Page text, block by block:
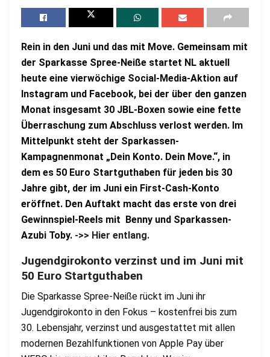
Rein in den Juni und das mit Move. Gemeinsam mit
der Sparkasse Spree-Neiße startet NL aktuell
heute eine vierwöchige Social-Media-Aktion auf
Instagram und Facebook, bei der über den ganzen
Monat insgesamt 30 JBL-Boxen sowie eine fette
Überraschung zum Abschluss verlost werden. Im
Mittelpunkt steht der Sparkassen-
Kampagnenmonat „Dein Konto. Dein Move.“, in
dem es 50 Euro Startguthaben für jeden bis 30
Jahre gibt, der im Juni ein First-Cash-Konto
eröffnet. Den Auftakt macht das erste von drei
Gewinnspiel-Reels mit Benny und Sparkassen-
Azubi Toby. ->> Hier entlang.
Jugendgirokonto verzinst und im Juni mit
50 Euro Startguthaben
Die Sparkasse Spree-Neiße rückt im Juni ihr
Jugendgirokonto in den Fokus – kostenfrei bis zum
30. Lebensjahr, verzinst und ausgestattet mit allen
modernen Bezahlfunktionen von Apple Pay über